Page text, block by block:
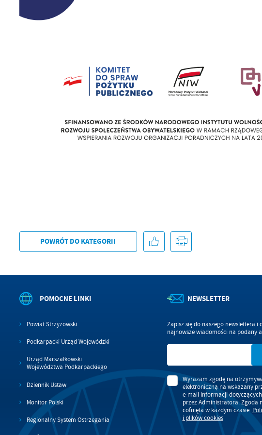
POWRÓT DO KATEGORII
POMOCNE LINKI
Powiat Strzyżowski
Podkarpacki Urząd Wojewódzki
Urząd Marszałkowski
Województwa Podkarpackiego
Dziennik Ustaw
Monitor Polski
Regionalny System Ostrzegania
NEWSLETTER
Zapisz się do naszego newslettera i
najnowsze wiadomości na podany
Wyrażam zgodę na
elektroniczną na wskazany
e-mail informacji
przez Administratora. Zgoda
cofnięta w każdym czasie.
i plików cookies